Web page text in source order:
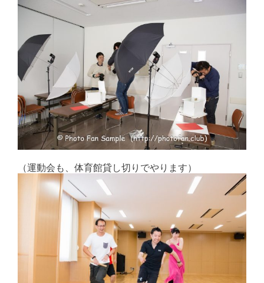
（運動会も、体育館貸し切りでやります）